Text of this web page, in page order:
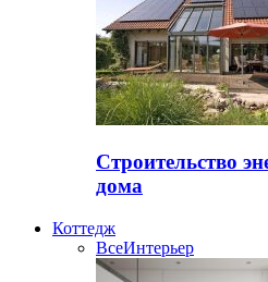
Строительство
дома
Коттедж
ВсеИнтерьер